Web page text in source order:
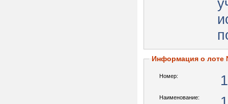
Информация о лоте
Номер: 1
Наименование: